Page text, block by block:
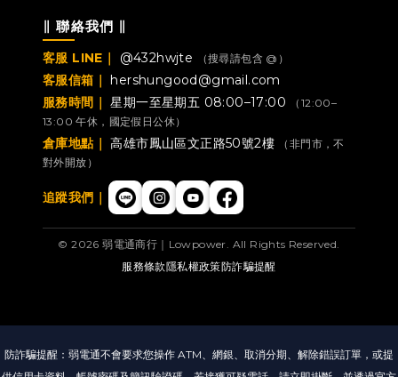
∥ 聯絡我們 ∥
客服 LINE｜ @432hwjte （搜尋請包含 @）
客服信箱｜ hershungood@gmail.com
服務時間｜ 星期一至星期五 08:00–17:00
（12:00–
13:00 午休，國定假日公休）
倉庫地點｜ 高雄市鳳山區文正路50號2樓
（非門市，不
對外開放）
追蹤我們｜
© 2026 弱電通商行｜Lowpower. All Rights Reserved.
服務條款隱私權政策防詐騙提醒
防詐騙提醒：弱電通不會要求您操作 ATM、網銀、取消分期、解除錯誤訂單，或提